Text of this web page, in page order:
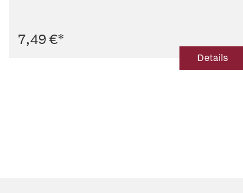
7,49 €*
Details